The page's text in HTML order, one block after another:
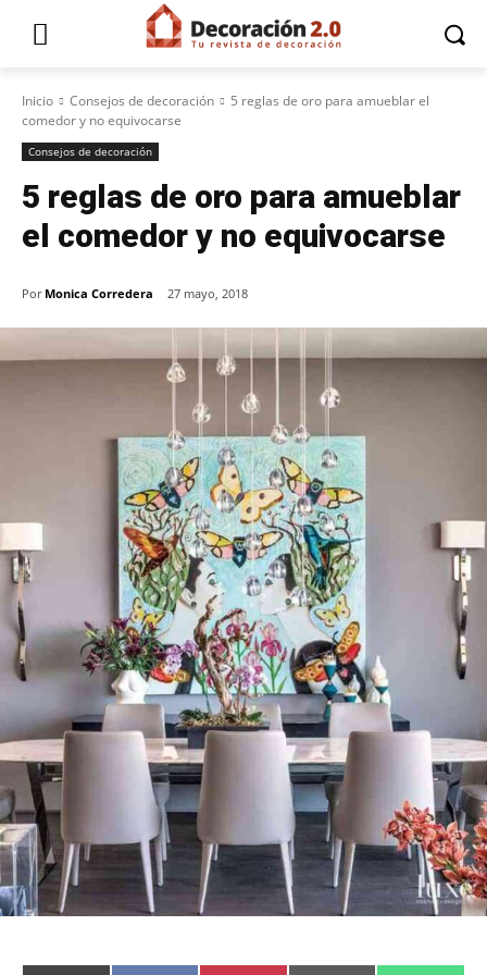
Inicio Consejos de decoración
5 reglas de oro para amueblar el
comedor y no equivocarse
Consejos de decoración
5 reglas de oro para amueblar
el comedor y no equivocarse
Por Monica Corredera 27 mayo, 2018